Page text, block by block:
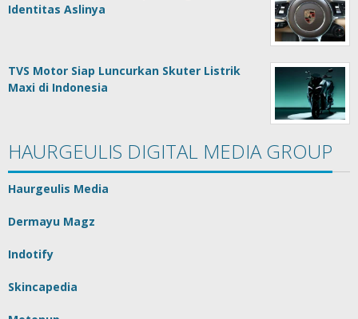
Identitas Aslinya
TVS Motor Siap Luncurkan Skuter Listrik
Maxi di Indonesia
HAURGEULIS DIGITAL MEDIA GROUP
Haurgeulis Media
Dermayu Magz
Indotify
Skincapedia